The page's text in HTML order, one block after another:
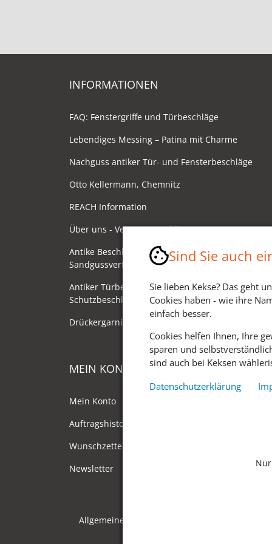
INFORMATIONEN
FAQ: Fenstergriffe und Türbeschläge
Lebendiges Messing – Patina mit Charme
Nachguss antiker Tür- und Fensterbeschläge
Otto Kellermann, Chemnitz
REACH Information
Über uns - Ventano Beschläge
Antike Beschläge - Herstellung im
Sandgussverfahren
Antiker Türbeschlag als
Schutzbeschlag/Sicherheitsbeschlag
Drückergarnituren mit Drehknauf
MEIN KONTO
Mein Konto
Auftragshistorie
Wunschzettel
Newsletter
Allgemeine Geschäftsbedingungen
Sind Sie auch
Sie lieben Kekse? Das geht
Cookies haben - wie ihre
einfach besser.
Cookies helfen Ihnen, Ihre
sparen und
sind auch bei Keksen
Datenschutzerklärung